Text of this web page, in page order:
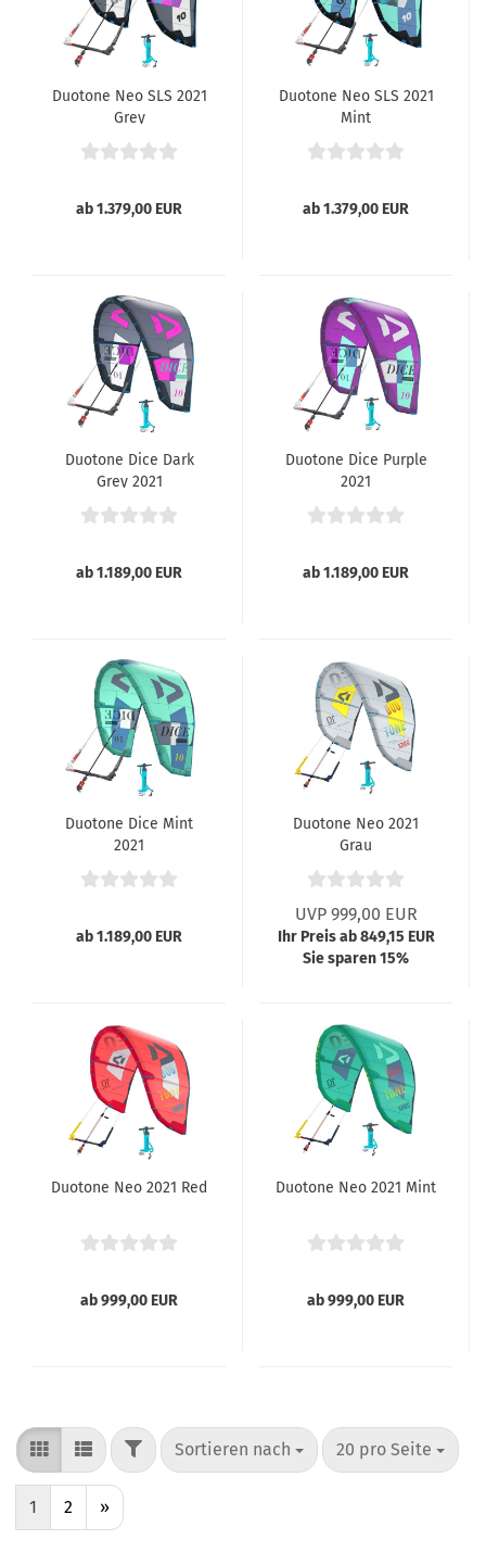
Duotone Neo SLS 2021
Grey
ab 1.379,00 EUR
Duotone Neo SLS 2021
Mint
ab 1.379,00 EUR
Duotone Dice Dark
Grey 2021
ab 1.189,00 EUR
Duotone Dice Purple
2021
ab 1.189,00 EUR
Duotone Dice Mint
2021
ab 1.189,00 EUR
Duotone Neo 2021
Grau
UVP 999,00 EUR
Ihr Preis ab 849,15 EUR
Sie sparen 15%
Duotone Neo 2021 Red
ab 999,00 EUR
Duotone Neo 2021 Mint
ab 999,00 EUR
FILTERSortieren nach
Sortieren nach 20 pro Seite
pro Seite
1 2 »